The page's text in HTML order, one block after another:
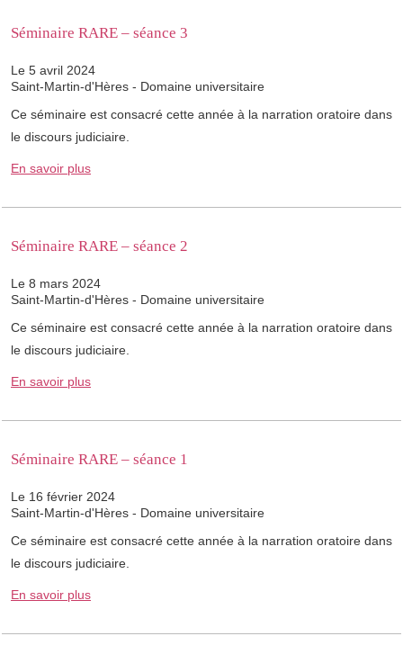
Séminaire RARE – séance 3
Le 5 avril 2024
Saint-Martin-d'Hères - Domaine universitaire
Ce séminaire est consacré cette année à la narration oratoire dans
le discours judiciaire.
En savoir plus
Séminaire RARE – séance 2
Le 8 mars 2024
Saint-Martin-d'Hères - Domaine universitaire
Ce séminaire est consacré cette année à la narration oratoire dans
le discours judiciaire.
En savoir plus
Séminaire RARE – séance 1
Le 16 février 2024
Saint-Martin-d'Hères - Domaine universitaire
Ce séminaire est consacré cette année à la narration oratoire dans
le discours judiciaire.
En savoir plus